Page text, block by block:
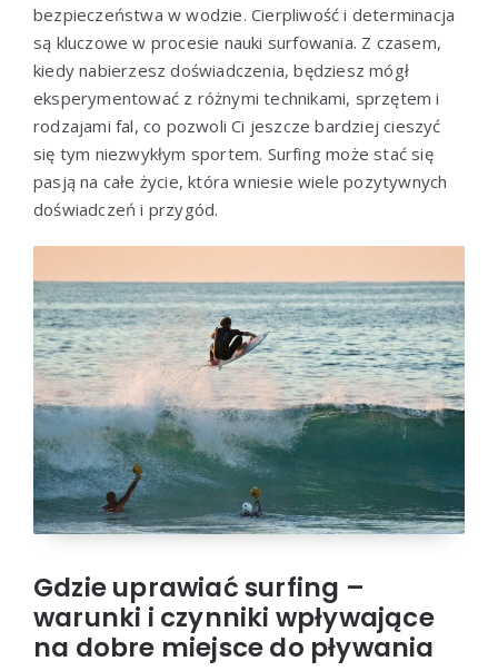
bezpieczeństwa w wodzie. Cierpliwość i determinacja
są kluczowe w procesie nauki surfowania. Z czasem,
kiedy nabierzesz doświadczenia, będziesz mógł
eksperymentować z różnymi technikami, sprzętem i
rodzajami fal, co pozwoli Ci jeszcze bardziej cieszyć
się tym niezwykłym sportem. Surfing może stać się
pasją na całe życie, która wniesie wiele pozytywnych
doświadczeń i przygód.
Gdzie uprawiać surfing –
warunki i czynniki wpływające
na dobre miejsce do pływania